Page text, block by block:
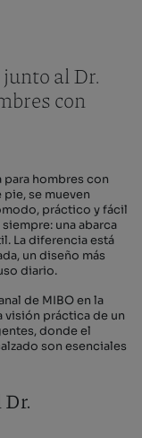
al Dr.
con
para hombres con
pie, se mueven
práctico y fácil
una abarca
La diferencia está
un diseño más
diario.
de MIBO en la
visión práctica de un
donde el
son esenciales